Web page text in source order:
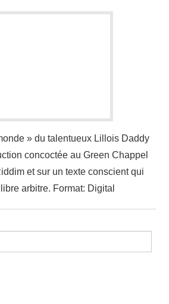
» du talentueux Lillois Daddy
concoctée au Green Chappel
et sur un texte conscient qui
arbitre. Format: Digital